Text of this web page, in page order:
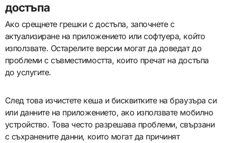
достъпа
Ако срещнете грешки с достъпа, започнете с
актуализиране на приложението или софтуера, който
използвате. Остарелите версии могат да доведат до
проблеми с съвместимостта, които пречат на достъпа
до услугите.
След това изчистете кеша и бисквитките на браузъра си
или данните на приложението, ако използвате мобилно
устройство. Това често разрешава проблеми, свързани
с съхранените данни, които могат да причинят